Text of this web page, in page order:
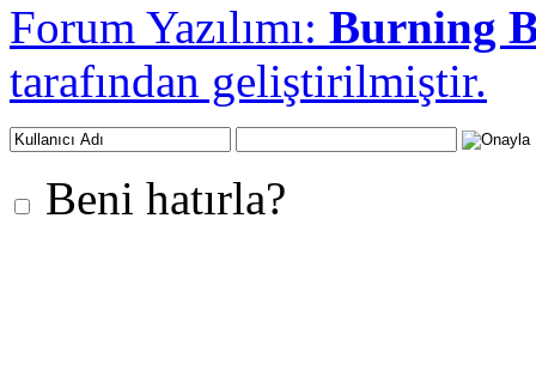
Forum Yazılımı: Burning
tarafından geliştirilmiştir.
Beni hatırla?